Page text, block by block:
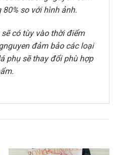
so với hình ảnh.
có tùy vào thời điểm
đảm bảo các loại
phụ sẽ thay đổi phù hợp